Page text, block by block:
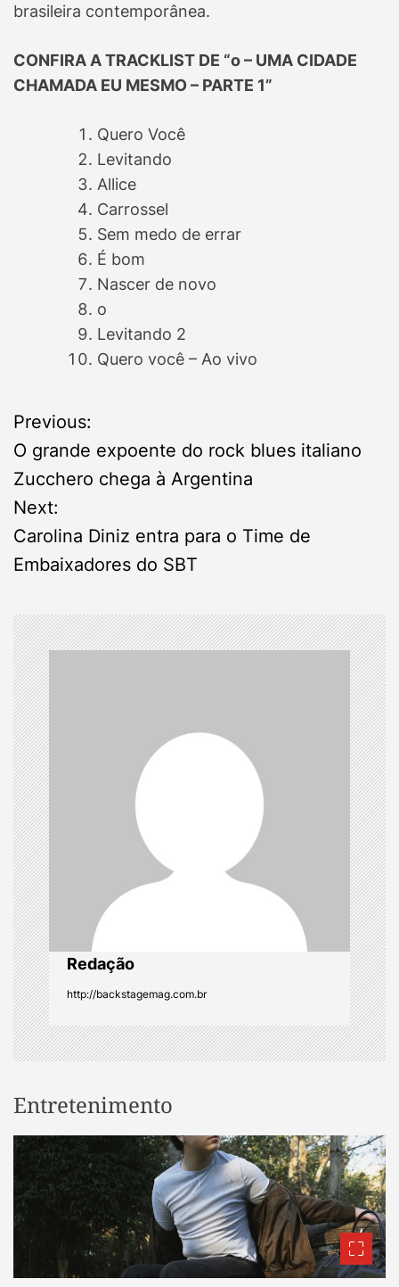
brasileira contemporânea.
CONFIRA A TRACKLIST DE “o – UMA CIDADE
CHAMADA EU MESMO – PARTE 1”
Quero Você
Levitando
Allice
Carrossel
Sem medo de errar
É bom
Nascer de novo
o
Levitando 2
Quero você – Ao vivo
P
o
s
t
a
v
i
g
a
t
i
o
n
Previous:
O grande expoente do rock blues italiano
Zucchero chega à Argentina
Next:
Carolina Diniz entra para o Time de
Embaixadores do SBT
Redação
http://backstagemag.com.br
Entretenimento